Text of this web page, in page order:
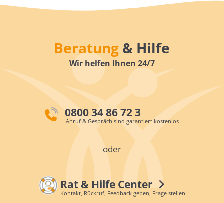
Beratung & Hilfe
Wir helfen Ihnen 24/7
0800 34 86 72 3
Anruf & Gespräch sind garantiert kostenlos
oder
Rat & Hilfe Center
Kontakt, Rückruf, Feedback geben, Frage stellen